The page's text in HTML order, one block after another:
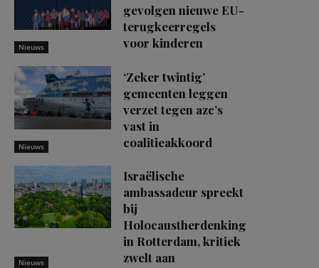
Nieuws
gevolgen nieuwe EU-
terugkeerregels
voor kinderen
Nieuws
‘Zeker twintig’
gemeenten leggen
verzet tegen azc’s
vast in
coalitieakkoord
Nieuws
Israëlische
ambassadeur spreekt
bij
Holocaustherdenking
in Rotterdam, kritiek
zwelt aan